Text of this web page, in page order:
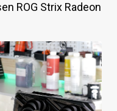
ROG Strix Radeon